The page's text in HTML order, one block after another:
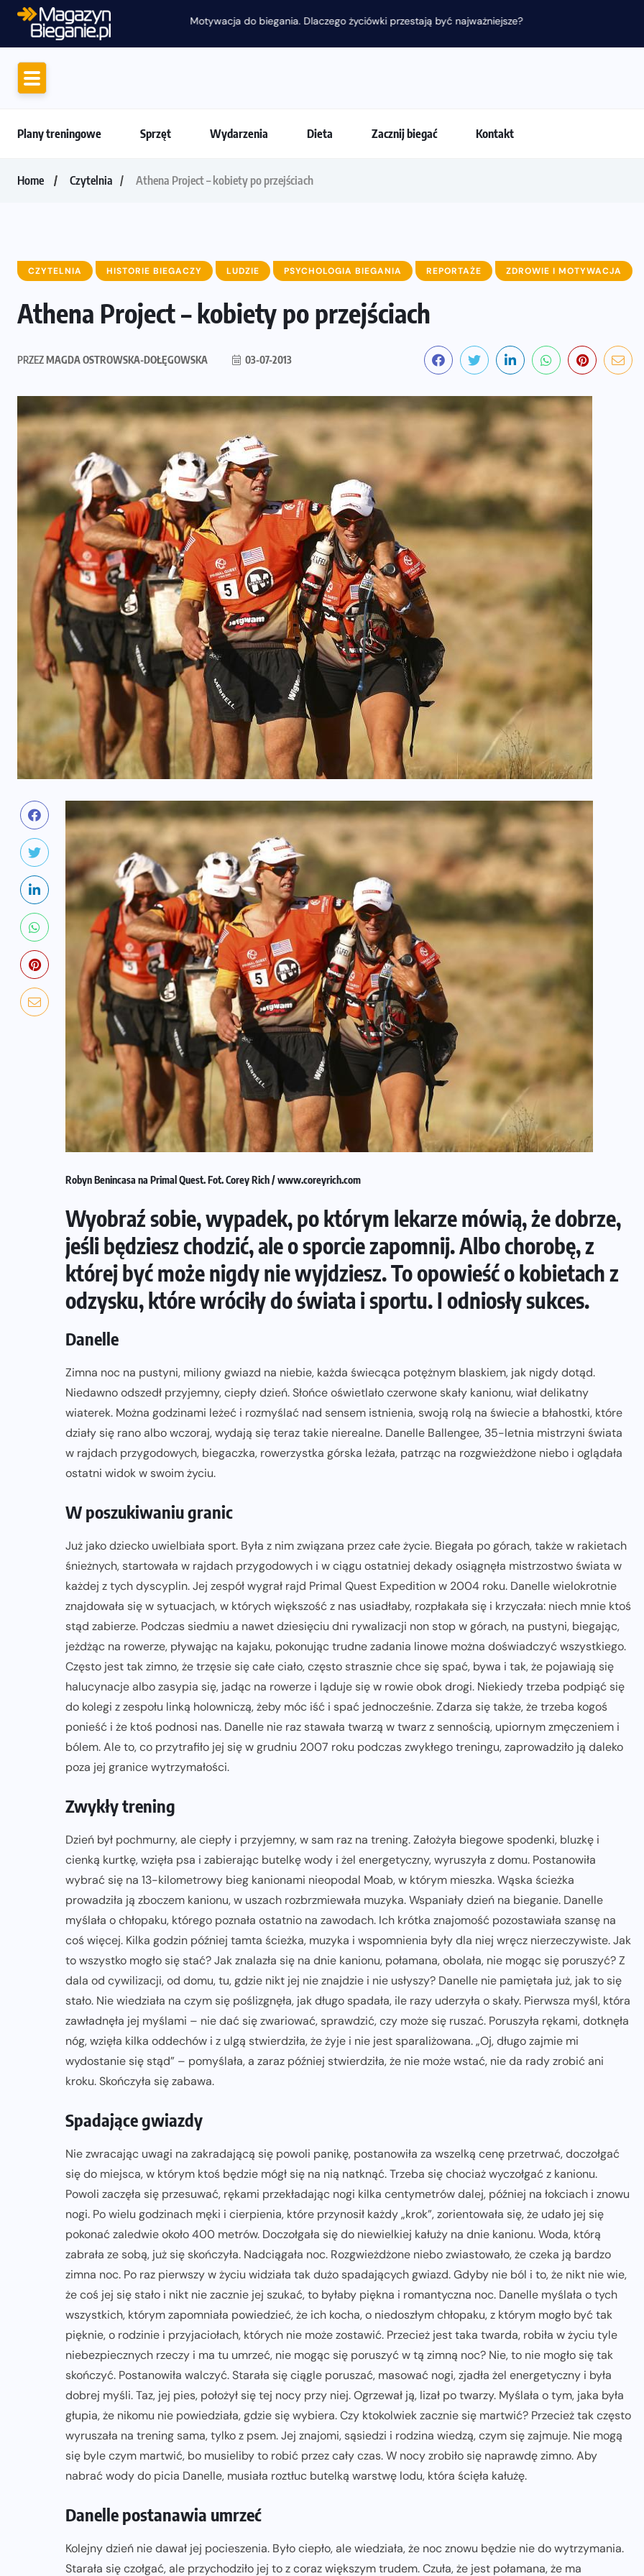
Motywacja do biegania. Dlaczego życiówki przestają być najważniejsze?
Plany treningowe Sprzęt Wydarzenia Dieta Zacznij biegać Kontakt
Home Czytelnia Athena Project – kobiety po przejściach
CZYTELNIA HISTORIE BIEGACZY LUDZIE PSYCHOLOGIA BIEGANIA REPORTAŻE ZDROWIE I MOTYWACJA
Athena Project – kobiety po przejściach
PRZEZMAGDA OSTROWSKA-DOŁĘGOWSKA 03-07-2013
Robyn Benincasa na Primal Quest. Fot. Corey Rich / www.coreyrich.com
Wyobraź sobie, wypadek, po którym lekarze mówią, że dobrze,
jeśli będziesz chodzić, ale o sporcie zapomnij. Albo chorobę, z
której być może nigdy nie wyjdziesz. To opowieść o kobietach z
odzysku, które wróciły do świata i sportu. I odniosły sukces.
Danelle
Zimna noc na pustyni, miliony gwiazd na niebie, każda świecąca potężnym blaskiem, jak nigdy dotąd.
Niedawno odszedł przyjemny, ciepły dzień. Słońce oświetlało czerwone skały kanionu, wiał delikatny
wiaterek. Można godzinami leżeć i rozmyślać nad sensem istnienia, swoją rolą na świecie a błahostki, które
działy się rano albo wczoraj, wydają się teraz takie nierealne. Danelle Ballengee, 35-letnia mistrzyni świata
w rajdach przygodowych, biegaczka, rowerzystka górska leżała, patrząc na rozgwieżdżone niebo i oglądała
ostatni widok w swoim życiu.
W poszukiwaniu granic
Już jako dziecko uwielbiała sport. Była z nim związana przez całe życie. Biegała po górach, także w rakietach
śnieżnych, startowała w rajdach przygodowych i w ciągu ostatniej dekady osiągnęła mistrzostwo świata w
każdej z tych dyscyplin. Jej zespół wygrał rajd Primal Quest Expedition w 2004 roku. Danelle wielokrotnie
znajdowała się w sytuacjach, w których większość z nas usiadłaby, rozpłakała się i krzyczała: niech mnie ktoś
stąd zabierze. Podczas siedmiu a nawet dziesięciu dni rywalizacji non stop w górach, na pustyni, biegając,
jeżdżąc na rowerze, pływając na kajaku, pokonując trudne zadania linowe można doświadczyć wszystkiego.
Często jest tak zimno, że trzęsie się całe ciało, często strasznie chce się spać, bywa i tak, że pojawiają się
halucynacje albo zasypia się, jadąc na rowerze i ląduje się w rowie obok drogi. Niekiedy trzeba podpiąć się
do kolegi z zespołu linką holowniczą, żeby móc iść i spać jednocześnie. Zdarza się także, że trzeba kogoś
ponieść i że ktoś podnosi nas. Danelle nie raz stawała twarzą w twarz z sennością, upiornym zmęczeniem i
bólem. Ale to, co przytrafiło jej się w grudniu 2007 roku podczas zwykłego treningu, zaprowadziło ją daleko
poza jej granice wytrzymałości.
Zwykły trening
Dzień był pochmurny, ale ciepły i przyjemny, w sam raz na trening. Założyła biegowe spodenki, bluzkę i
cienką kurtkę, wzięła psa i zabierając butelkę wody i żel energetyczny, wyruszyła z domu. Postanowiła
wybrać się na 13-kilometrowy bieg kanionami nieopodal Moab, w którym mieszka. Wąska ścieżka
prowadziła ją zboczem kanionu, w uszach rozbrzmiewała muzyka. Wspaniały dzień na bieganie. Danelle
myślała o chłopaku, którego poznała ostatnio na zawodach. Ich krótka znajomość pozostawiała szansę na
coś więcej. Kilka godzin później tamta ścieżka, muzyka i wspomnienia były dla niej wręcz nierzeczywiste. Jak
to wszystko mogło się stać? Jak znalazła się na dnie kanionu, połamana, obolała, nie mogąc się poruszyć? Z
dala od cywilizacji, od domu, tu, gdzie nikt jej nie znajdzie i nie usłyszy? Danelle nie pamiętała już, jak to się
stało. Nie wiedziała na czym się poślizgnęła, jak długo spadała, ile razy uderzyła o skały. Pierwsza myśl, która
zawładnęła jej myślami – nie dać się zwariować, sprawdzić, czy może się ruszać. Poruszyła rękami, dotknęła
nóg, wzięła kilka oddechów i z ulgą stwierdziła, że żyje i nie jest sparaliżowana. „Oj, długo zajmie mi
wydostanie się stąd” – pomyślała, a zaraz później stwierdziła, że nie może wstać, nie da rady zrobić ani
kroku. Skończyła się zabawa.
Spadające gwiazdy
Nie zwracając uwagi na zakradającą się powoli panikę, postanowiła za wszelką cenę przetrwać, doczołgać
się do miejsca, w którym ktoś będzie mógł się na nią natknąć. Trzeba się chociaż wyczołgać z kanionu.
Powoli zaczęła się przesuwać, rękami przekładając nogi kilka centymetrów dalej, później na łokciach i znowu
nogi. Po wielu godzinach męki i cierpienia, które przynosił każdy „krok”, zorientowała się, że udało jej się
pokonać zaledwie około 400 metrów. Doczołgała się do niewielkiej kałuży na dnie kanionu. Woda, którą
zabrała ze sobą, już się skończyła. Nadciągała noc. Rozgwieżdżone niebo zwiastowało, że czeka ją bardzo
zimna noc. Po raz pierwszy w życiu widziała tak dużo spadających gwiazd. Gdyby nie ból i to, że nikt nie wie,
że coś jej się stało i nikt nie zacznie jej szukać, to byłaby piękna i romantyczna noc. Danelle myślała o tych
wszystkich, którym zapomniała powiedzieć, że ich kocha, o niedoszłym chłopaku, z którym mogło być tak
pięknie, o rodzinie i przyjaciołach, których nie może zostawić. Przecież jest taka twarda, robiła w życiu tyle
niebezpiecznych rzeczy i ma tu umrzeć, nie mogąc się poruszyć w tą zimną noc? Nie, to nie mogło się tak
skończyć. Postanowiła walczyć. Starała się ciągle poruszać, masować nogi, zjadła żel energetyczny i była
dobrej myśli. Taz, jej pies, położył się tej nocy przy niej. Ogrzewał ją, lizał po twarzy. Myślała o tym, jaka była
głupia, że nikomu nie powiedziała, gdzie się wybiera. Czy ktokolwiek zacznie się martwić? Przecież tak często
wyruszała na trening sama, tylko z psem. Jej znajomi, sąsiedzi i rodzina wiedzą, czym się zajmuje. Nie mogą
się byle czym martwić, bo musieliby to robić przez cały czas. W nocy zrobiło się naprawdę zimno. Aby
nabrać wody do picia Danelle, musiała roztłuc butelką warstwę lodu, która ścięła kałużę.
Danelle postanawia umrzeć
Kolejny dzień nie dawał jej pocieszenia. Było ciepło, ale wiedziała, że noc znowu będzie nie do wytrzymania.
Starała się czołgać, ale przychodziło jej to z coraz większym trudem. Czuła, że jest połamana, że ma
Czyli jak firma może wspierać
biegaczy w rozwijaniu swoich pasji?
07-07-2026